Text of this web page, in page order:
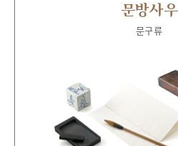
문방사우
문구류